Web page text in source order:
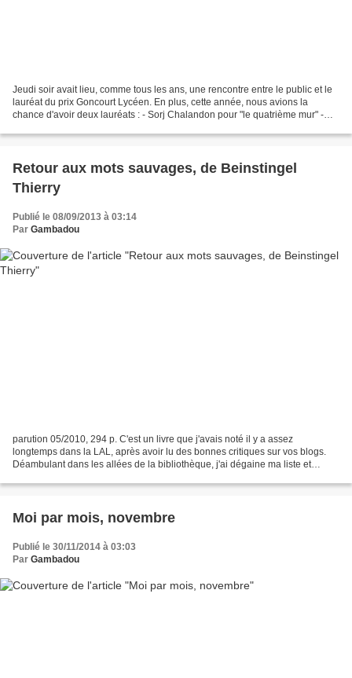
Jeudi soir avait lieu, comme tous les ans, une rencontre entre le public et le
lauréat du prix Goncourt Lycéen. En plus, cette année, nous avions la
chance d'avoir deux lauréats : - Sorj Chalandon pour "le quatrième mur" -
Retour aux mots sauvages, de Beinstingel
Thierry
Publié le 08/09/2013 à 03:14
Par Gambadou
parution 05/2010, 294 p. C'est un livre que j'avais noté il y a assez
longtemps dans la LAL, après avoir lu des bonnes critiques sur vos blogs.
Déambulant dans les allées de la bibliothèque, j'ai dégaine ma liste et
Moi par mois, novembre
Publié le 30/11/2014 à 03:03
Par Gambadou